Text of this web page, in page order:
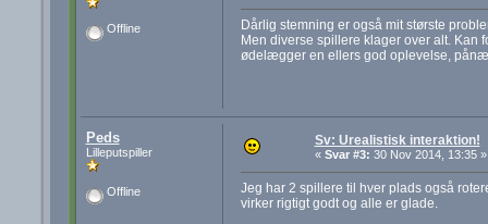
Offline
Dårlig stemning er også mit største
Men diverse spillere klager over alt. Kan
ødelægger en ellers god oplevelse,
Peds
Lilleputspiller
Offline
Sv: Urealistisk interaktion!
« Svar #3: 30 Nov 2014, 13:35 »
Jeg har 2 spillere til hver plads også
virker rigtigt godt og alle er glade.